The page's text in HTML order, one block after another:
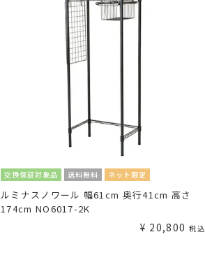
交換保証対象品 送料無料 ネット限定
ルミナスノワール 幅61cm 奥行41cm 高さ
174cm NO6017-2K
¥ 20,800 税込